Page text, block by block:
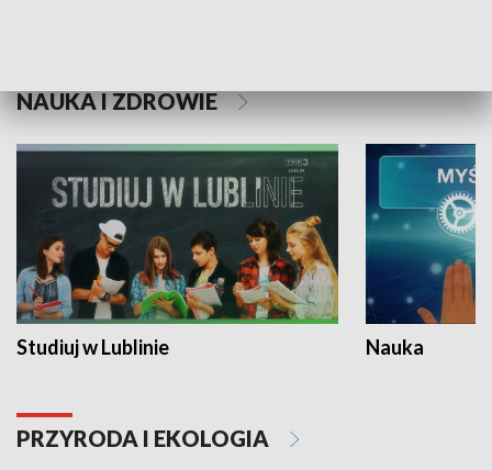
NAUKA I ZDROWIE
Studiuj w Lublinie Nauka
PRZYRODA I EKOLOGIA